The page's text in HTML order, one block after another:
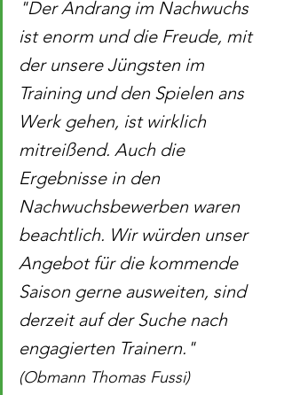
"Der Andrang im Nachwuchs
ist enorm und die Freude, mit
der unsere Jüngsten im
Training und den Spielen ans
Werk gehen, ist wirklich
mitreißend. Auch die
Ergebnisse in den
Nachwuchsbewerben waren
beachtlich. Wir würden unser
Angebot für die kommende
Saison gerne ausweiten, sind
derzeit auf der Suche nach
engagierten Trainern."
(Obmann Thomas Fussi)